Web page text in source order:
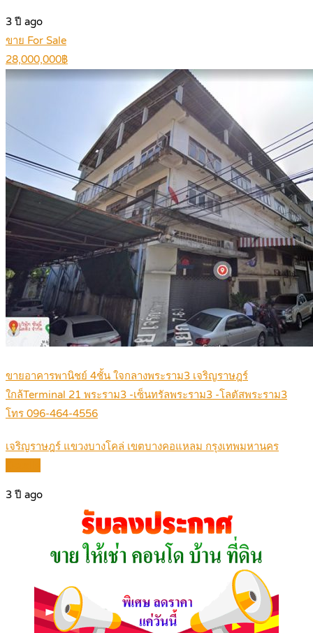
3 ปี ago
ขาย For Sale
28,000,000฿
ขายอาคารพานิชย์ 4ชั้น ใจกลางพระราม3 เจริญราษฎร์
ใกล้Terminal 21 พระราม3 -เซ็นทรัลพระราม3 -โลตัสพระราม3
โทร 096-464-4556
เจริญราษฎร์ แขวงบางโคล่ เขตบางคอแหลม กรุงเทพมหานคร
3 ปี ago